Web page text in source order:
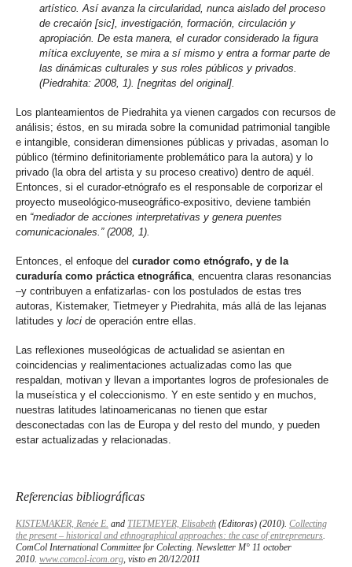
artístico. Así avanza la circularidad, nunca aislado del proceso
de crecaión [sic], investigación, formación, circulación y
apropiación. De esta manera, el curador considerado la figura
mítica excluyente, se mira a sí mismo y entra a formar parte de
las dinámicas culturales y sus roles públicos y privados.
(Piedrahita: 2008, 1). [negritas del original].
Los planteamientos de Piedrahita ya vienen cargados con recursos de
análisis; éstos, en su mirada sobre la comunidad patrimonial tangible
e intangible, consideran dimensiones públicas y privadas, asoman lo
público (término definitoriamente problemático para la autora) y lo
privado (la obra del artista y su proceso creativo) dentro de aquél.
Entonces, si el curador-etnógrafo es el responsable de corporizar el
proyecto museológico-museográfico-expositivo, deviene también
en “mediador de acciones interpretativas y genera puentes
comunicacionales.” (2008, 1).
Entonces, el enfoque del curador como etnógrafo, y de la
curaduría como práctica etnográfica , encuentra claras resonancias
–y contribuyen a enfatizarlas- con los postulados de estas tres
autoras, Kistemaker, Tietmeyer y Piedrahita, más allá de las lejanas
latitudes y loci de operación entre ellas.
Las reflexiones museológicas de actualidad se asientan en
coincidencias y realimentaciones actualizadas como las que
respaldan, motivan y llevan a importantes logros de profesionales de
la museística y el coleccionismo. Y en este sentido y en muchos,
nuestras latitudes latinoamericanas no tienen que estar
desconectadas con las de Europa y del resto del mundo, y pueden
estar actualizadas y relacionadas.
Referencias bibliográficas
KISTEMAKER, Renée E. and TIETMEYER, Elisabeth (Editoras) (2010). Collecting
the present – historical and ethnographical approaches: the case of entrepreneurs.
ComCol International Committee for Colecting. Newsletter M° 11 october
2010. www.comcol-icom.org, visto en 20/12/2011